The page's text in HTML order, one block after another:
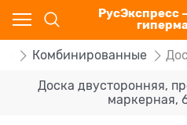
РусЭкспресс
Комбинированные
Доска двусторонняя,
маркерная,